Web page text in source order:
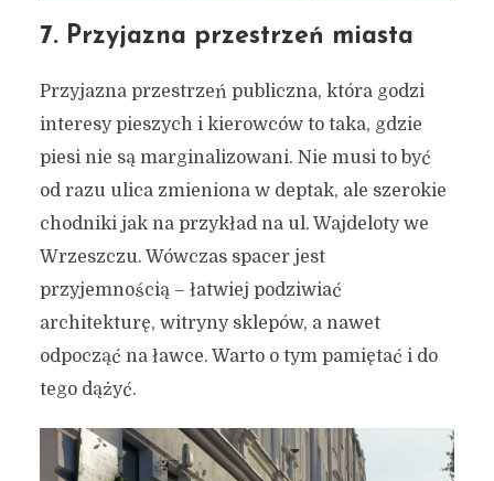
7. Przyjazna przestrzeń miasta
Przyjazna przestrzeń publiczna, która godzi
interesy pieszych i kierowców to taka, gdzie
piesi nie są marginalizowani. Nie musi to być
od razu ulica zmieniona w deptak, ale szerokie
chodniki jak na przykład na ul. Wajdeloty we
Wrzeszczu. Wówczas spacer jest
przyjemnością – łatwiej podziwiać
architekturę, witryny sklepów, a nawet
odpocząć na ławce. Warto o tym pamiętać i do
tego dążyć.